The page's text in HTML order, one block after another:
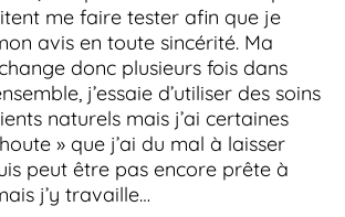
me faire tester afin que je
avis en toute sincérité. Ma
donc plusieurs fois dans
j’essaie d’utiliser des soins
naturels mais j’ai certaines
» que j’ai du mal à laisser
peut être pas encore prête à
j’y travaille…